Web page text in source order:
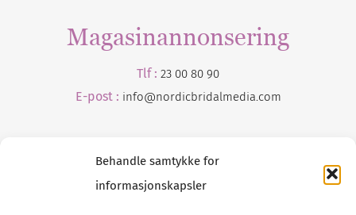
Behandle samtykke for
informasjonskapsler
Magasinannonsering
Tlf : 23 00 80 90
E-post : info@nordicbridalmedia.com